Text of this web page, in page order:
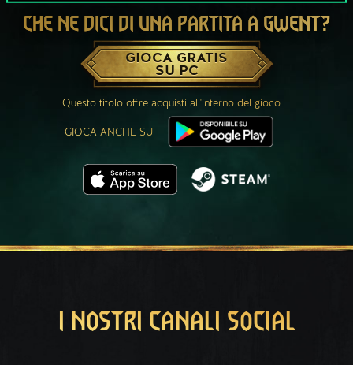
CHE NE DICI DI UNA PARTITA A GWENT?
GIOCA GRATIS
SU PC
Questo titolo offre acquisti all'interno del gioco.
GIOCA ANCHE SU
I NOSTRI CANALI SOCIAL